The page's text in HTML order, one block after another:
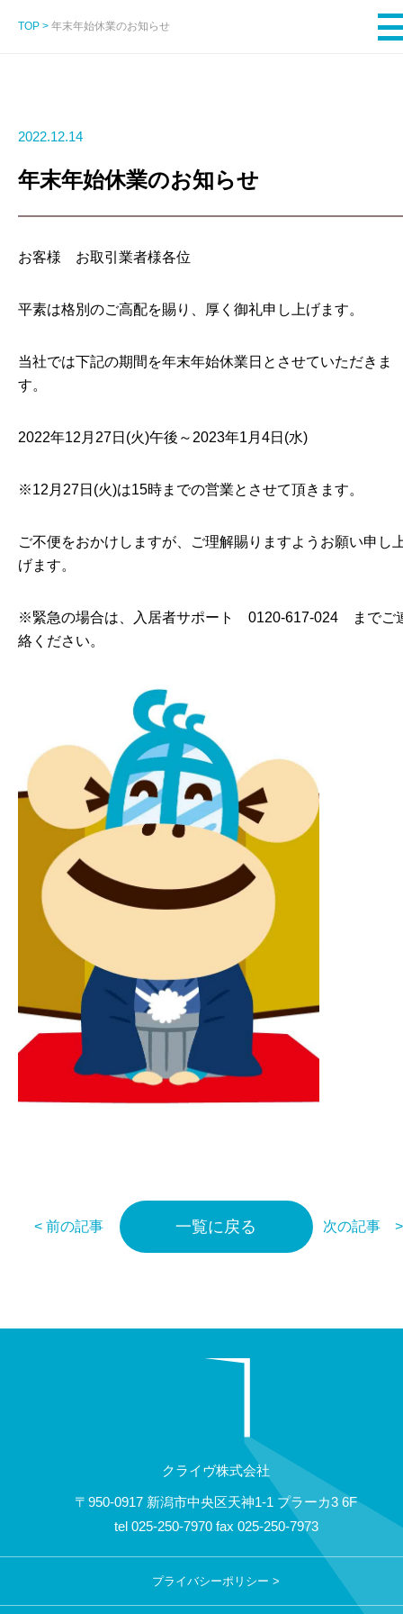
TOP > 年末年始休業のお知らせ
2022.12.14
年末年始休業のお知らせ
お客様 お取引業者様各位
平素は格別のご高配を賜り、厚く御礼申し上げます。
当社では下記の期間を年末年始休業日とさせていただきま
す。
2022年12月27日(火)午後～2023年1月4日(水)
※12月27日(火)は15時までの営業とさせて頂きます。
ご不便をおかけしますが、ご理解賜りますようお願い申し
げます。
※緊急の場合は、入居者サポート 0120-617-024 までご
絡ください。
< 前の記事 一覧に戻る 次の記事 >
クライヴ株式会社
〒950-0917 新潟市中央区天神1-1 プラーカ3 6F
tel 025-250-7970fax 025-250-7973
プライバシーポリシー